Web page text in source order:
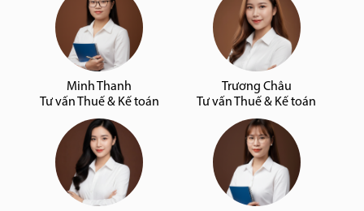
Minh Thanh
Tư vấn Thuế & Kế toán
Trương Châu
Tư vấn Thuế & Kế toán